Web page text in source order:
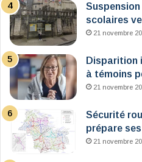
scolaires
21 novembre
Disparition
à témoins
21 novembre
Sécurité
prépare
21 novembre